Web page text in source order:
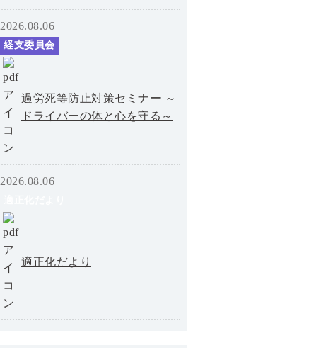
2026.08.06
経支委員会
過労死等防止対策セミナー ～
ドライバーの体と心を守る～
2026.08.06
適正化だより